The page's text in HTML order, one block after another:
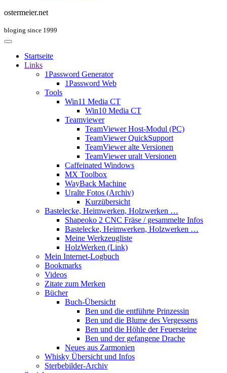
ostermeier.net
bloging since 1999
Startseite
Links
1Password Generator
1Password Web
Tools
Win11 Media CT
Win10 Media CT
Teamviewer
TeamViewer Host-Modul (PC)
TeamViewer QuickSupport
TeamViewer alte Versionen
TeamViewer uralt Versionen
Caffeinated Windows
MX Toolbox
WayBack Machine
Uralte Fotos (Archiv)
Kurzübersicht
Bastelecke, Heimwerken, Holzwerken …
Shapeoko 2 CNC Fräse / gesammelte Infos
Bastelecke, Heimwerken, Holzwerken …
Meine Werkzeugliste
HolzWerken (Link)
Mein Internet-Logbuch
Bookmarks
Videos
Zitate zum Merken
Bücher
Buch-Übersicht
Ben und die entführte Prinzessin
Ben und die Blume des Vergessens
Ben und die Höhle der Feuersteine
Ben und der gefangene Drache
Neues aus Zarmonien
Whisky Übersicht und Infos
Sterbebilder-Archiv